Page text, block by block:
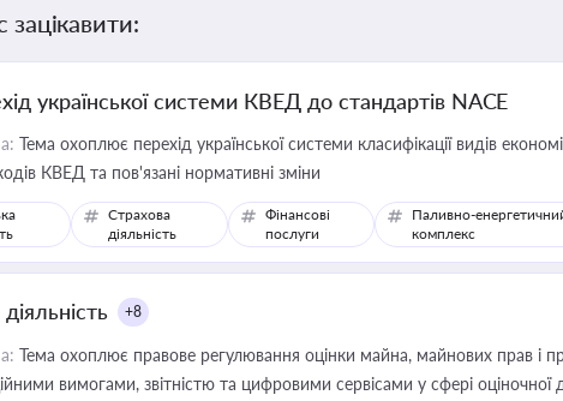
української системи КВЕД до стандартів NACE
Тема охоплює перехід української системи класифікації видів
КВЕД та пов'язані нормативні зміни
Страхова
діяльність
Фінансові
послуги
Паливно-
комплекс
+8
Тема охоплює правове регулювання оцінки майна, майнових прав і
вимогами, звітністю та цифровими сервісами у сфері оціночної